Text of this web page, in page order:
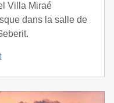
Villa Miraé
dans la salle de